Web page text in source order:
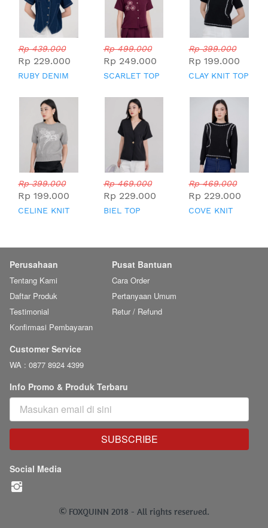
Rp 439.000
Rp 229.000
RUBY DENIM
Rp 499.000
Rp 249.000
SCARLET TOP
Rp 399.000
Rp 199.000
CLAY KNIT TOP
Rp 399.000
Rp 199.000
CELINE KNIT
Rp 469.000
Rp 229.000
BIEL TOP
Rp 469.000
Rp 229.000
COVE KNIT
Perusahaan
Tentang Kami
Daftar Produk
Testimonial
Konfirmasi Pembayaran
Pusat Bantuan
Cara Order
Pertanyaan Umum
Retur / Refund
Customer Service
WA : 0877 8924 4399
Info Promo & Produk Terbaru
`
SUBSCRIBE
Social Media
FOXQUINN 2018 - All rights reserved.